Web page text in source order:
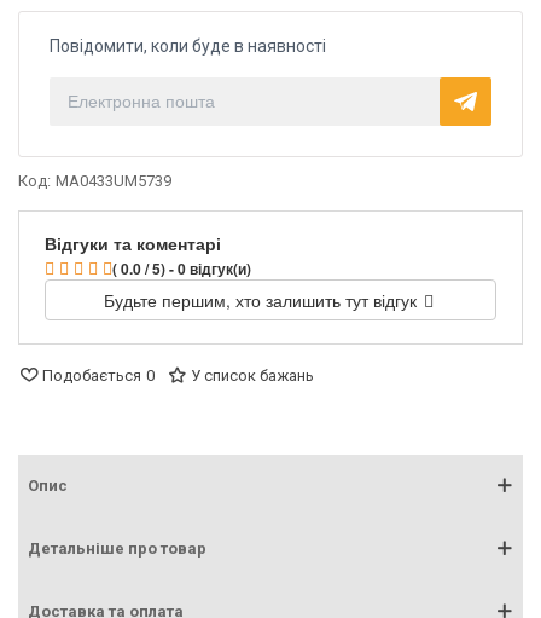
Повідомити, коли буде в наявності
Код: MA0433UM5739
Відгуки та коментарі
( 0.0 / 5) - 0 відгук(и)
Будьте першим, хто залишить тут відгук
Подобається 0 У список бажань
Опис
Детальніше про товар
Доставка та оплата